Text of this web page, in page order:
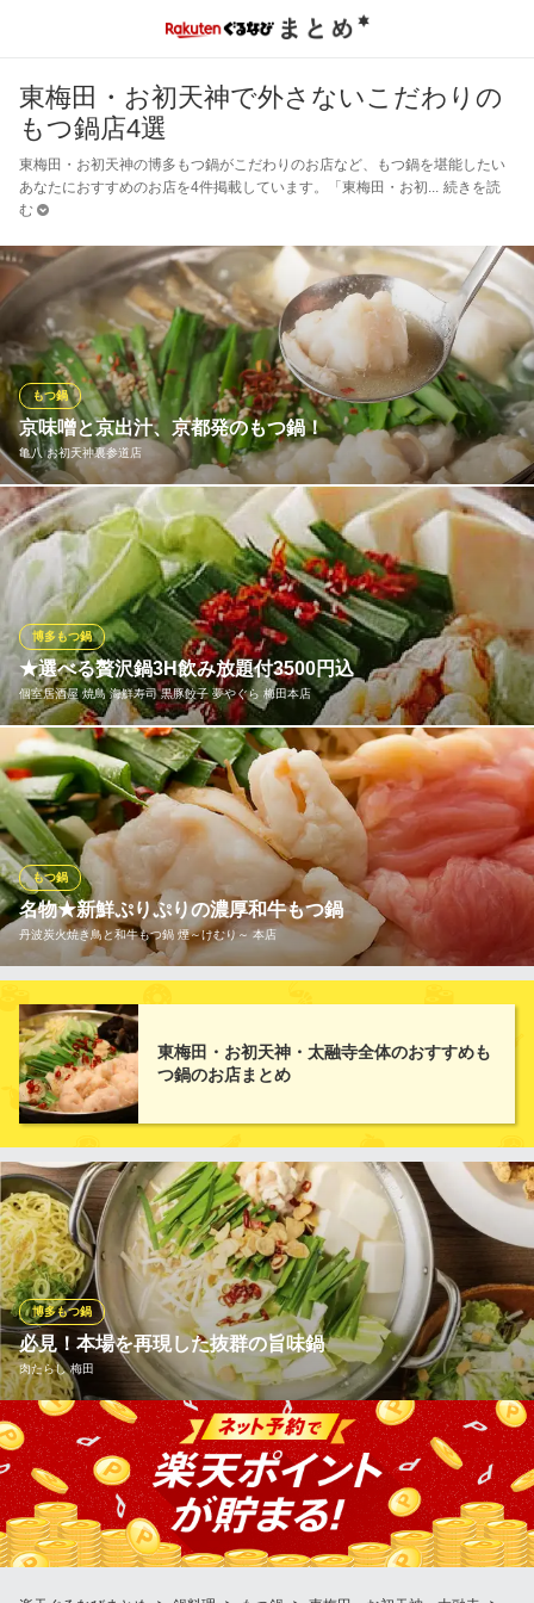
東梅田・お初天神で外さないこだわりの
もつ鍋店4選
東梅田・お初天神の博多もつ鍋がこだわりのお店など、もつ鍋を堪能したい
あなたにおすすめのお店を4件掲載しています。「東梅田・お初
続きを読
む
京味噌と京出汁、京都発のもつ鍋！
亀八 お初天神裏参道店
もつ鍋
京都古来の鰹と昆布の京都出汁×京都名産の吟醸白味噌×3大ブラン
ド牛・近江牛のモツ。博多系のもつ鍋には決してマネできない、3
つのハーモニーが織りなす深いコクと上品な味わい。これが京都
が誇る京もつ鍋！！！
亀八 お初天神裏参道店
京町家★絶品もつ鍋
地下鉄谷町線東梅田駅 徒歩2分
大阪府大阪市北区曾根崎2-10-9 2F
★選べる贅沢鍋3H飲み放題付3500円込
個室居酒屋 焼鳥 海鮮寿司 黒豚餃子 夢やぐら 梅田本店
博多もつ鍋
【夢やぐら 梅田本店】『博多もつ鍋』『地鶏ちゃんこ鍋』『肉ト
ロチーズ』『肉トロ鍋』自慢の鍋料理が期間限定、×9品4500円⇒
3500円で宴会可能。豪華100種類のドリンクメニュー、3時間飲み
放題付き♪鍋料理を中心に個室でコスパ抜群な宴会プランを堪能し
て下さい！期間限定ですので予約はお早めに
個室居酒屋 焼鳥 海鮮寿司 黒豚餃子 夢やぐら 梅田本店
梅田和モダン個室居酒屋
地下鉄谷町線東梅田駅 徒歩3分
名物★新鮮ぷりぷりの濃厚和牛もつ鍋
丹波炭火焼き鳥と和牛もつ鍋 煙～けむり～ 本店
もつ鍋
お鍋の季節は煙の【和牛もつ鍋】で決まり！！去年は大好評いた
だきました焼き鳥に次ぐ第二の当店の名物です。こだわって選ん
だ新鮮ぷりぷりの濃厚和牛もつと特製スープがたまらない♪お味
は、『さっぱり醤油』『ピリ辛赤から』『こってり味噌』の3種類
からお選びください♪
丹波炭火焼き鳥と和牛もつ鍋 煙～けむり～ 本店
喫煙可梅田もつ鍋焼き鳥
阪急線梅田駅 徒歩5分
大阪府大阪市北区曽根崎2-5-27 2F
東梅田・お初天神・太融寺全体のおすすめも
つ鍋のお店まとめ
必見！本場を再現した抜群の旨味鍋
肉たらし 梅田
博多もつ鍋
当店名物の博多もつ鍋は絶対に食べてほしい逸品！本場の味の再
現！美味しいもつをぐつぐつ煮込む博多もつ鍋は味が全然違いま
す！ ご宴会シーンにもピッタリ☆3時間飲み放題付きコースも298
0円～ご用意しております！ 新鮮なもつ本来の旨味と見た目のど
ちらもご堪能できるおすすめの鍋です。